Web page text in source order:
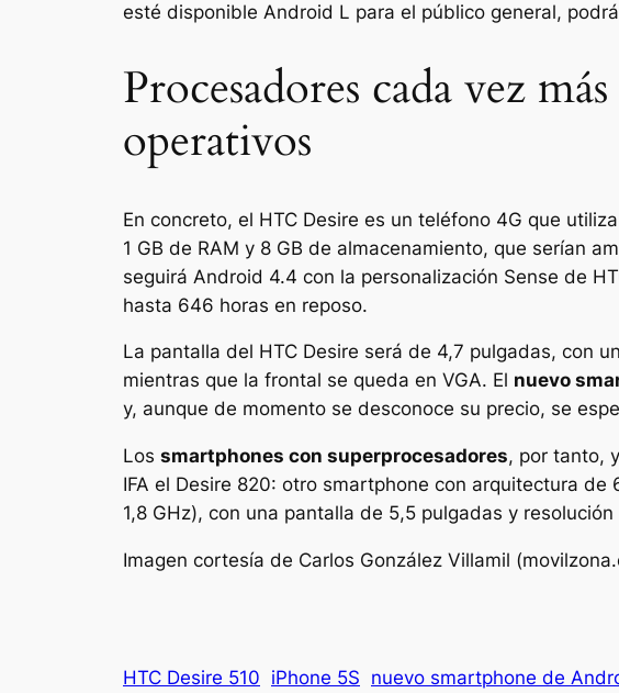
esté disponible Android L para el público general,
Procesadores cada vez
operativos
En concreto, el HTC Desire es un teléfono 4G que
1 GB de RAM y 8 GB de almacenamiento, que serían
seguirá Android 4.4 con la personalización Sense de
hasta 646 horas en reposo.
La pantalla del HTC Desire será de 4,7 pulgadas, con
mientras que la frontal se queda en VGA. El nuevo
y, aunque de momento se desconoce su precio, se
Los smartphones con superprocesadores, por tanto,
IFA el Desire 820: otro smartphone con arquitectura
1,8 GHz), con una pantalla de 5,5 pulgadas y resolución
Imagen cortesía de Carlos González Villamil
HTC Desire 510 iPhone 5S nuevo smartphone de